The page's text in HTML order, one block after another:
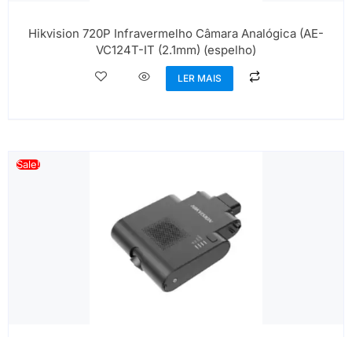
Hikvision 720P Infravermelho Câmara Analógica (AE-
VC124T-IT (2.1mm) (espelho)
LER MAIS
Sale!